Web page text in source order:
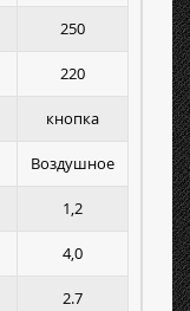
250
220
кнопка
Воздушное
1,2
4,0
2.7